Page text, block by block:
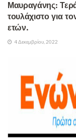
Μαυραγάνης:
τουλάχιστο για
ετών.
4 Δεκεμβρίου, 2022